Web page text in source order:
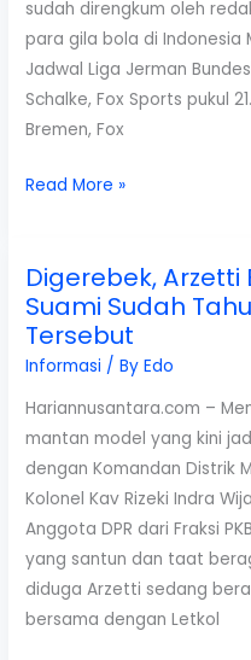
Rupiah
sudah direngkum oleh
para gila bola di Indonesia
Jadwal Liga Jerman
Schalke, Fox Sports pukul
Bremen, Fox
Jadwal
Minggu
8
November
2015
Read More »
Digerebek,
Suami Sudah
Tersebut
Informasi / ByEdo
Hariannusantara.com –
mantan model yang kini
dengan Komandan Distrik
Kolonel Kav Rizeki Indra
Anggota DPR dari Fraksi
yang santun dan taat
diduga Arzetti sedang
bersama dengan Letkol